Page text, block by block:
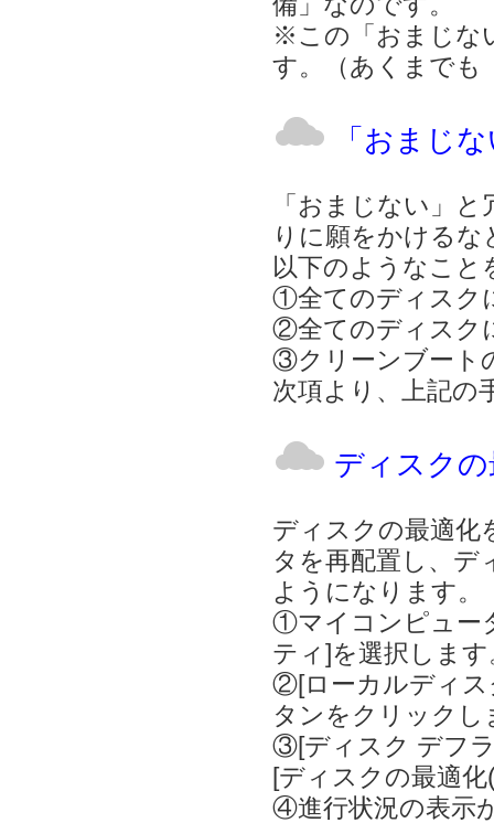
※この「おまじな
す。（あくまでも
「おまじ
「おまじない」
りに願をかける
以下のようなこと
①全てのディスク
②全てのディスク
③クリーンブート
次項より、上記の
ディスク
ディスクの最適化
タを再配置し、デ
ようになります。
①マイコンピュー
ティ]を選択します
②[ローカルディス
タンをクリックし
③[ディスク デフ
[ディスクの最適
④進行状況の表示